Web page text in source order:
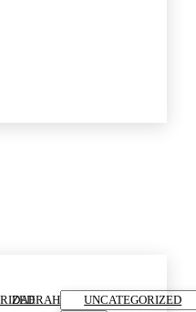
DAERAH UNCATEGORIZED